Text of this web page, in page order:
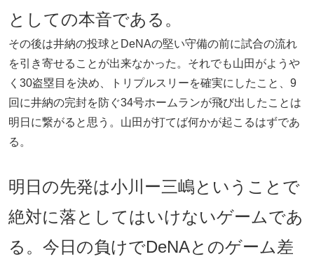
としての本音である。
その後は井納の投球とDeNAの堅い守備の前に試合の流れ
を引き寄せることが出来なかった。それでも山田がようや
く30盗塁目を決め、トリプルスリーを確実にしたこと、9
回に井納の完封を防ぐ34号ホームランが飛び出したことは
明日に繋がると思う。山田が打てば何かが起こるはずであ
る。
明日の先発は小川ー三嶋ということで
絶対に落としてはいけないゲームであ
る。今日の負けでDeNAとのゲーム差